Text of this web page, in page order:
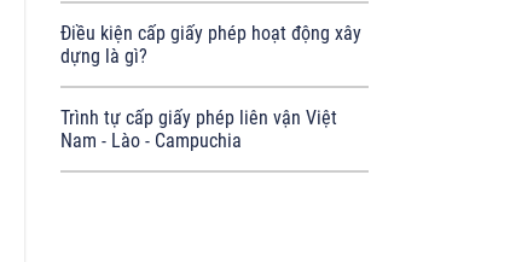
Điều kiện cấp giấy phép hoạt động xây
dựng là gì?
Trình tự cấp giấy phép liên vận Việt
Nam - Lào - Campuchia